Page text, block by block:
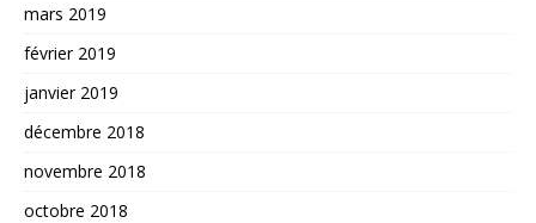
mars 2019
février 2019
janvier 2019
décembre 2018
novembre 2018
octobre 2018